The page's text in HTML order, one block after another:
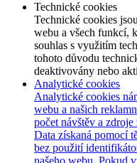
Technické cookies
Technické cookies
webu a všech funkcí,
souhlas s využitím
tohoto důvodu
deaktivovány nebo
Analytické cookies
Analytické cookies
webu a našich
počet návštěv a
Data získaná pomocí
bez použití